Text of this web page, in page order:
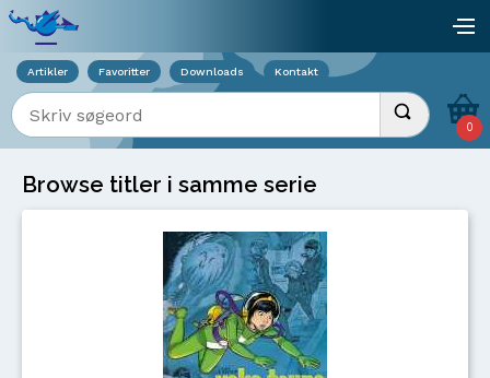
Artikler Favoritter Downloads Kontakt
Indtast søgeord Udfør søgning
0
Browse titler i samme serie
Viser overlay for indkøbskurv